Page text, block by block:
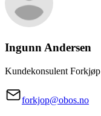
Ingunn Andersen
Kundekonsulent Forkjøp
forkjop@obos.no